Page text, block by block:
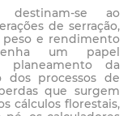
destinam-se ao
de serração,
e rendimento
um papel
planeamento da
dos processos de
que surgem
cálculos florestais,